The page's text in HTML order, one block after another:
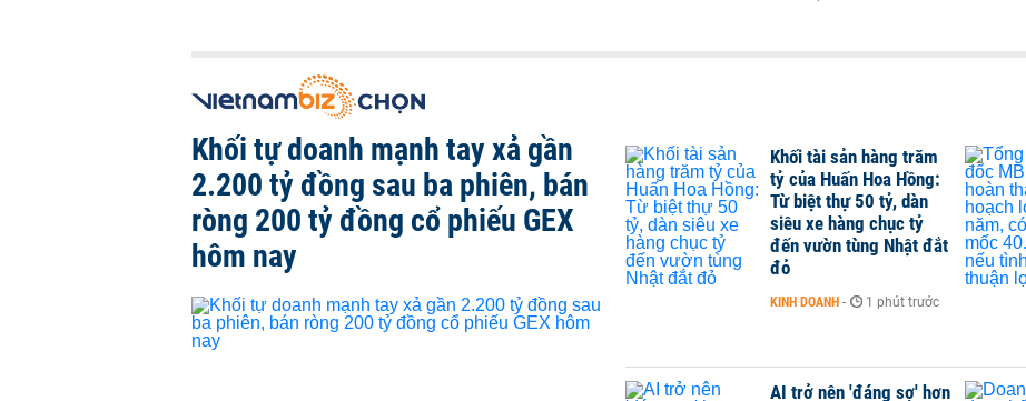
Khối tự doanh mạnh tay xả gần
2.200 tỷ đồng sau ba phiên, bán
ròng 200 tỷ đồng cổ phiếu GEX
hôm nay
Khối tài sản hàng trăm
tỷ của Huấn Hoa Hồng:
Từ biệt thự 50 tỷ, dàn
siêu xe hàng chục tỷ
đến vườn tùng Nhật đắt
đỏ
KINH DOANH - 1 phút trước
AI trở nên 'đáng sợ' hơn